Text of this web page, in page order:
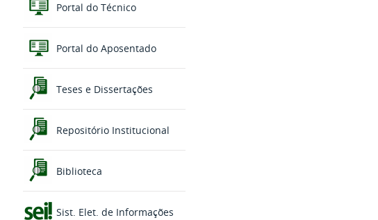
Portal do Técnico
Portal do Aposentado
Teses e Dissertações
Repositório Institucional
Biblioteca
Sist. Elet. de Informações